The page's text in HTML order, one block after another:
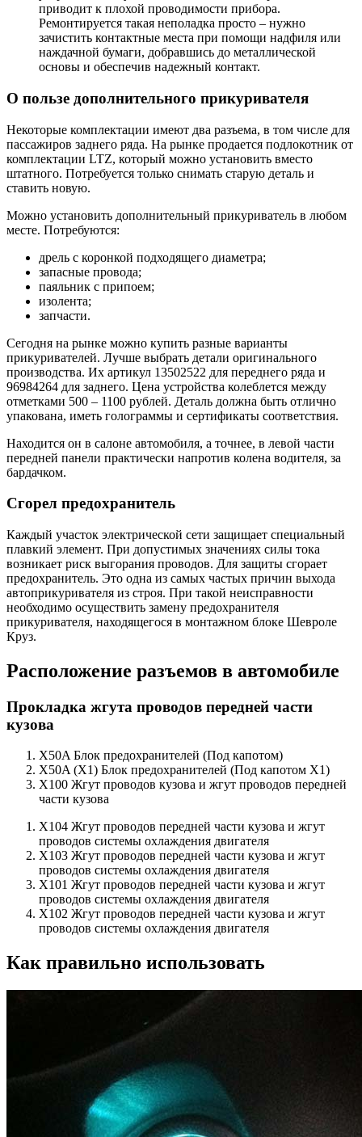
приводит к плохой проводимости прибора.
Ремонтируется такая неполадка просто – нужно
зачистить контактные места при помощи надфиля или
наждачной бумаги, добравшись до металлической
основы и обеспечив надежный контакт.
О пользе дополнительного прикуривателя
Некоторые комплектации имеют два разъема, в том числе для
пассажиров заднего ряда. На рынке продается подлокотник от
комплектации LTZ, который можно установить вместо
штатного. Потребуется только снимать старую деталь и
ставить новую.
Можно установить дополнительный прикуриватель в любом
месте. Потребуются:
дрель с коронкой подходящего диаметра;
запасные провода;
паяльник с припоем;
изолента;
запчасти.
Сегодня на рынке можно купить разные варианты
прикуривателей. Лучше выбрать детали оригинального
производства. Их артикул 13502522 для переднего ряда и
96984264 для заднего. Цена устройства колеблется между
отметками 500 – 1100 рублей. Деталь должна быть отлично
упакована, иметь голограммы и сертификаты соответствия.
Находится он в салоне автомобиля, а точнее, в левой части
передней панели практически напротив колена водителя, за
бардачком.
Сгорел предохранитель
Каждый участок электрической сети защищает специальный
плавкий элемент. При допустимых значениях силы тока
возникает риск выгорания проводов. Для защиты сгорает
предохранитель. Это одна из самых частых причин выхода
автоприкуривателя из строя. При такой неисправности
необходимо осуществить замену предохранителя
прикуривателя, находящегося в монтажном блоке Шевроле
Круз.
Расположение разъемов в автомобиле
Прокладка жгута проводов передней части
кузова
X50A Блок предохранителей (Под капотом)
X50A (X1) Блок предохранителей (Под капотом X1)
X100 Жгут проводов кузова и жгут проводов передней
части кузова
X104 Жгут проводов передней части кузова и жгут
проводов системы охлаждения двигателя
X103 Жгут проводов передней части кузова и жгут
проводов системы охлаждения двигателя
X101 Жгут проводов передней части кузова и жгут
проводов системы охлаждения двигателя
X102 Жгут проводов передней части кузова и жгут
проводов системы охлаждения двигателя
Как правильно использовать